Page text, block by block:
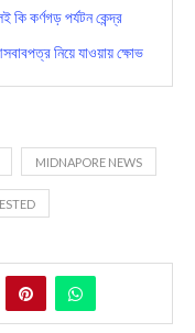
কর্ণগড় পর্যটন কেন্দ্র
নিয়ে যাওয়ায় ক্ষোভ
MIDNAPORE NEWS